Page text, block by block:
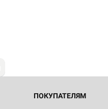
ПОКУПАТЕЛЯМ